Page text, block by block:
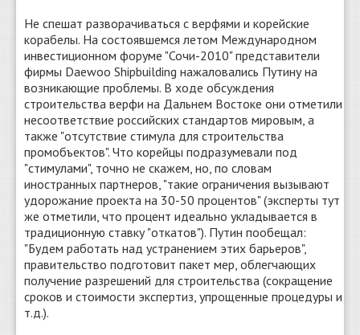
Не спешат разворачиваться с верфями и корейские
корабелы. На состоявшемся летом Международном
инвестиционном форуме "Сочи-2010" представители
фирмы Daewoo Shipbuilding нажаловались Путину на
возникающие проблемы. В ходе обсуждения
строительства верфи на Дальнем Востоке они отметили
несоответствие российских стандартов мировым, а
также "отсутствие стимула для строительства
промобъектов". Что корейцы подразумевали под
"стимулами", точно не скажем, но, по словам
иностранных партнеров, "такие ограничения вызывают
удорожание проекта на 30-50 процентов" (эксперты тут
же отметили, что процент идеально укладывается в
традиционную ставку "откатов"). Путин пообещал:
"Будем работать над устранением этих барьеров",
правительство подготовит пакет мер, облегчающих
получение разрешений для строительства (сокращение
сроков и стоимости экспертиз, упрощенные процедуры и
т.д.).